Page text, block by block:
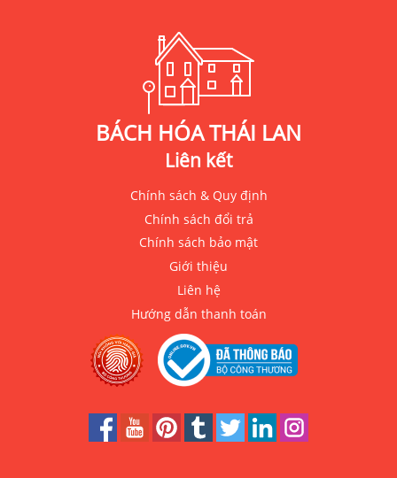
BÁCH HÓA THÁI LAN
Liên kết
Chính sách & Quy định
Chính sách đổi trả
Chính sách bảo mật
Giới thiệu
Liên hệ
Hướng dẫn thanh toán